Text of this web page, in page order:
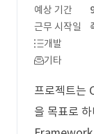
예상 기간
근무 시작일
개발
기타
프로젝트는
을 목표로